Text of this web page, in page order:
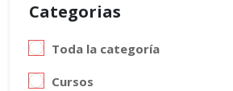
Categorias
Toda la categoría
Cursos